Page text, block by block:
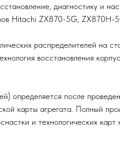
диагностику и
Hitachi ZX870-5G, ZX870H-
распределителей на
восстановления
определяется после
карты агрегата. Полный
и технологических